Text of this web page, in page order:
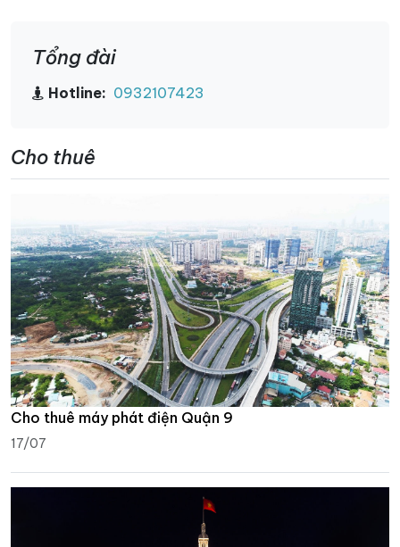
Tổng đài
Hotline: 0932107423
Cho thuê
Cho thuê máy phát điện Quận 9
17/07